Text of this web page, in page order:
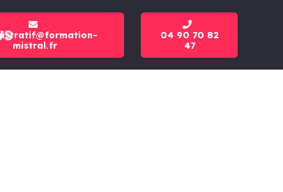
mistral.fr
04 90 70 82
47